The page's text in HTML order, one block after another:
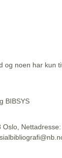
noen har kun
BIBSYS
Oslo, Nettadresse: